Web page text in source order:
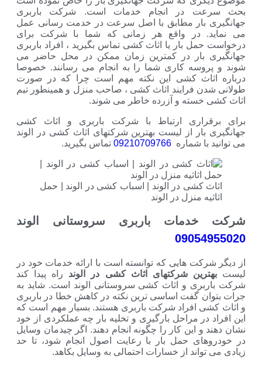
بحث سرعت در انجام خدمات است. شرکت باربری
جهانگیری بار مطابق با اصل سرعت در خدمت رسانی عمل
می نماید. در واقع هر زمانی که شما با شرکت برای
درخواست حمل بار یا اثاث کشی تماس بگیرید ، افراد باربری
جهانگیری بار در کمترین زمان ممکن در محل حاضر می
شوند و پروسه کاری شما را به انجام می رسانند. خصوصا
درباره اثاث کشی این نکته مهم است چرا که در صورت
طولانی شدن فرایند اثاث کشی ، صاحب منزل و همینطور تیم
اثاث کشی خسته و آزرده خاطر می شوند.
برای برقراری ارتباط با شرکت باربری و اثاث کشی
جهانگیری بار از لیست بهترین شرکتهای اثاث کشی در الوند
می توانید با شماره 09210709766 تماس بگیرید.
اثاث کشی در الوند | اسباب کشی در الوند | حمل
اثاثیه منزل در الوند
شرکت خدمات باربری سروستانی الوند
09054955020
از دیگر شرکت هایی که توانسته است با ارائه خدمات خود در
لیستبهترین شرکتهای اثاث کشی در الوند راه پیدا کند
شرکت باربری و اثاث کشی سروستانی الوند است. شاید به
جرات بتوان گفت اساسی ترین نکته در کاهش خطا در باربری
و اثاث کشی افراد شرکت باربری هستند. بسیار مهم است که
این افراد در مراحل بارگیری و تخلیه بار چه عملکردی از خود
نشان دهند و این کار را چگونه انجام دهند. اگر چیدمان وسایل
در خودروهای حمل بار با رعایت اصول انجام شود، تا حد
زیادی می تواند از خسارات احتمالی به وسایل بکاهد.